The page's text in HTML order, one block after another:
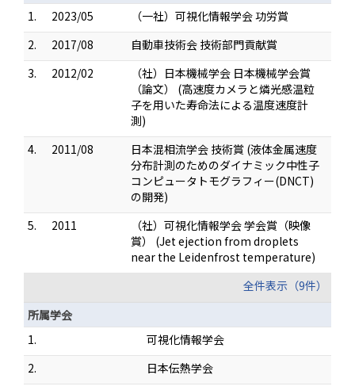
1.
2023/05
（一社）可視化情報学会 功労賞
2.
2017/08
自動車技術会 技術部門貢献賞
3.
2012/02
（社）日本機械学会 日本機械学会賞
（論文） (高速度カメラと燐光感温粒
子を用いた寿命法による温度速度計
測)
4.
2011/08
日本混相流学会 技術賞 (液体金属速度
分布計測のためのダイナミック中性子
コンピュータトモグラフィー(DNCT)
の開発)
5.
2011
（社）可視化情報学会 学会賞（映像
賞） (Jet ejection from droplets
near the Leidenfrost temperature)
全件表示（9件）
所属学会
1.
可視化情報学会
2.
日本伝熱学会